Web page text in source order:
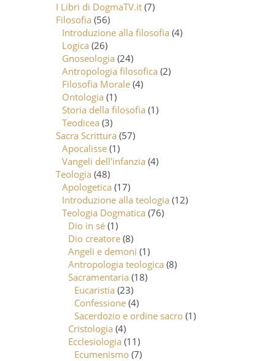
I Libri di DogmaTV.it (7)
Filosofia (56)
Introduzione alla filosofia (4)
Logica (26)
Gnoseologia (24)
Antropologia filosofica (2)
Filosofia Morale (4)
Ontologia (1)
Storia della filosofia (1)
Teodicea (3)
Sacra Scrittura (57)
Apocalisse (1)
Vangeli dell'infanzia (4)
Teologia (48)
Apologetica (17)
Introduzione alla teologia (12)
Teologia Dogmatica (76)
Dio in sé (1)
Dio creatore (8)
Angeli e demoni (1)
Antropologia teologica (8)
Sacramentaria (18)
Eucaristia (23)
Confessione (4)
Sacerdozio e ordine sacro (1)
Cristologia (4)
Ecclesiologia (11)
Ecumenismo (7)